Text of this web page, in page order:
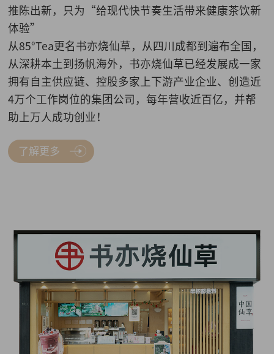
推陈出新，只为“给现代快节奏生活带来健康茶饮新
体验”
从85°Tea更名书亦烧仙草，从四川成都到遍布全国，
从深耕本土到扬帆海外，书亦烧仙草已经发展成一家
拥有自主供应链、控股多家上下游产业企业、创造近
4万个工作岗位的集团公司，每年营收近百亿，并帮
助上万人成功创业！
了解更多